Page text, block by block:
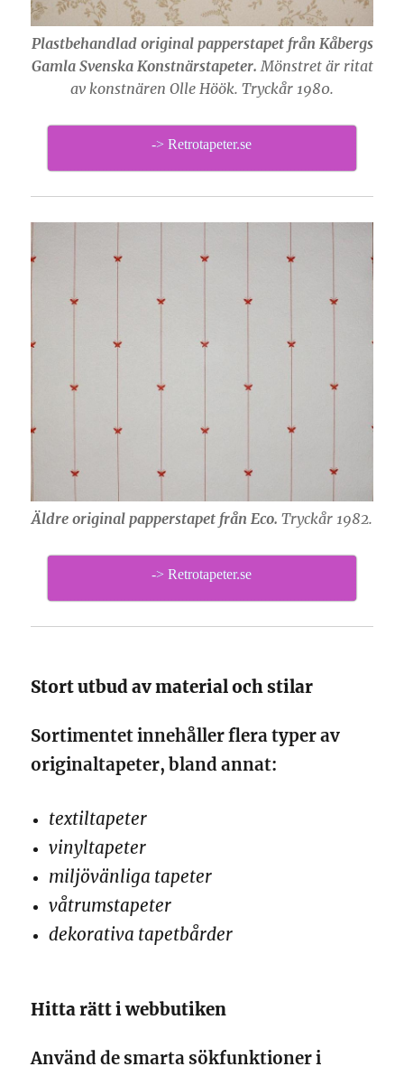
Plastbehandlad original papperstapet från Kåbergs
Gamla Svenska Konstnärstapeter. Mönstret är ritat
av konstnären Olle Höök. Tryckår 1980.
-> Retrotapeter.se
Äldre original papperstapet från Eco. Tryckår 1982.
-> Retrotapeter.se
Stort utbud av material och stilar
Sortimentet innehåller flera typer av
originaltapeter, bland annat:
textiltapeter
vinyltapeter
miljövänliga tapeter
våtrumstapeter
dekorativa tapetbårder
Hitta rätt i webbutiken
Använd de smarta sökfunktioner i